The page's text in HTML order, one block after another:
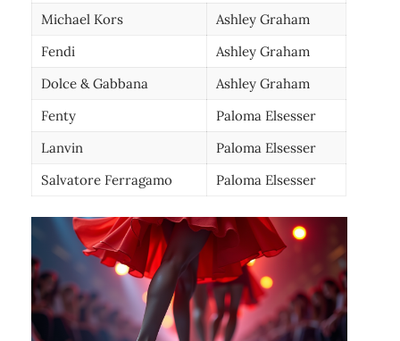
Michael Kors
Ashley Graham
Fendi
Ashley Graham
Dolce & Gabbana
Ashley Graham
Fenty
Paloma Elsesser
Lanvin
Paloma Elsesser
Salvatore Ferragamo
Paloma Elsesser